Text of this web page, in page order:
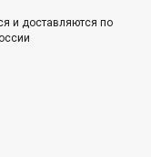
и доставляются по